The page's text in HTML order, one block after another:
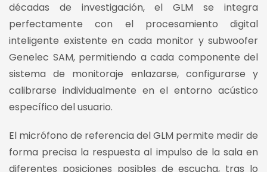
décadas de investigación, el GLM se integra
perfectamente con el procesamiento digital
inteligente existente en cada monitor y subwoofer
Genelec SAM, permitiendo a cada componente del
sistema de monitoraje enlazarse, configurarse y
calibrarse individualmente en el entorno acústico
específico del usuario.
El micrófono de referencia del GLM permite medir de
forma precisa la respuesta al impulso de la sala en
diferentes posiciones posibles de escucha, tras lo